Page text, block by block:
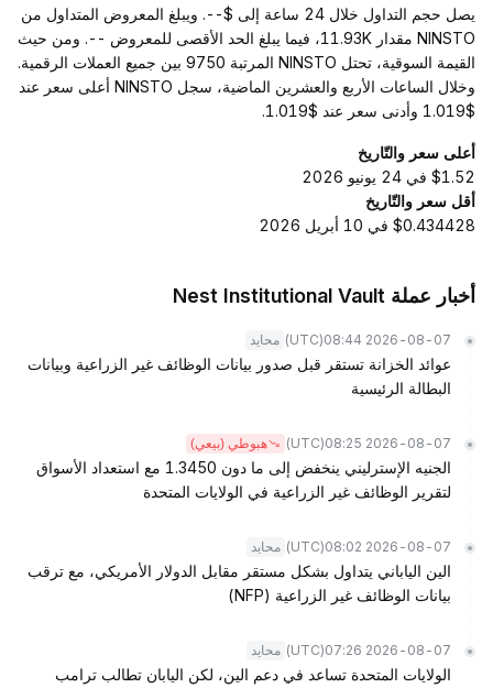
يصل حجم التداول خلال 24 ساعة إلى $--. ويبلغ المعروض المتداول من
NINSTO مقدار 11.93K، فيما يبلغ الحد الأقصى للمعروض --. ومن حيث
القيمة السوقية، تحتل NINSTO المرتبة 9750 بين جميع العملات الرقمية.
وخلال الساعات الأربع والعشرين الماضية، سجل NINSTO أعلى سعر عند
$1.019 وأدنى سعر عند $1.019.
أعلى سعر والتّاريخ
$1.52 في 24 يونيو 2026
أقل سعر والتّاريخ
$0.434428 في 10 أبريل 2026
أخبار عملة Nest Institutional Vault
2026-08-07 08:44
(UTC) محايد
عوائد الخزانة تستقر قبل صدور بيانات الوظائف غير الزراعية وبيانات
البطالة الرئيسية
2026-08-07 08:25
(UTC) هبوطي (بيعي)
الجنيه الإسترليني ينخفض إلى ما دون 1.3450 مع استعداد الأسواق
لتقرير الوظائف غير الزراعية في الولايات المتحدة
2026-08-07 08:02
(UTC) محايد
الين الياباني يتداول بشكل مستقر مقابل الدولار الأمريكي، مع ترقب
بيانات الوظائف غير الزراعية (NFP)
2026-08-07 07:26
(UTC) محايد
الولايات المتحدة تساعد في دعم الين، لكن اليابان تطالب ترامب